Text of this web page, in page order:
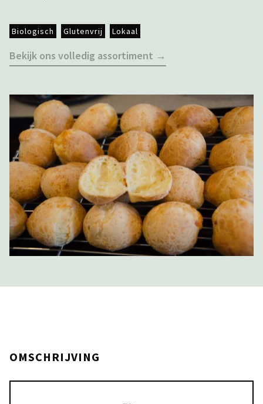
Biologisch Glutenvrij Lokaal
Bekijk ons volledig assortiment →
OMSCHRIJVING